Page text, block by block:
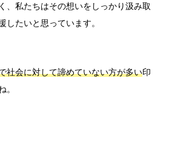
、私たちはその想いをしっかり汲み取
したいと思っています。
社会に対して諦めていない方が多い印
。